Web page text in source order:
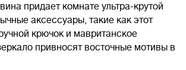
придает комнате ультра-крутой
аксессуары, такие как этот
крючок и мавританское
привносят восточные мотивы в